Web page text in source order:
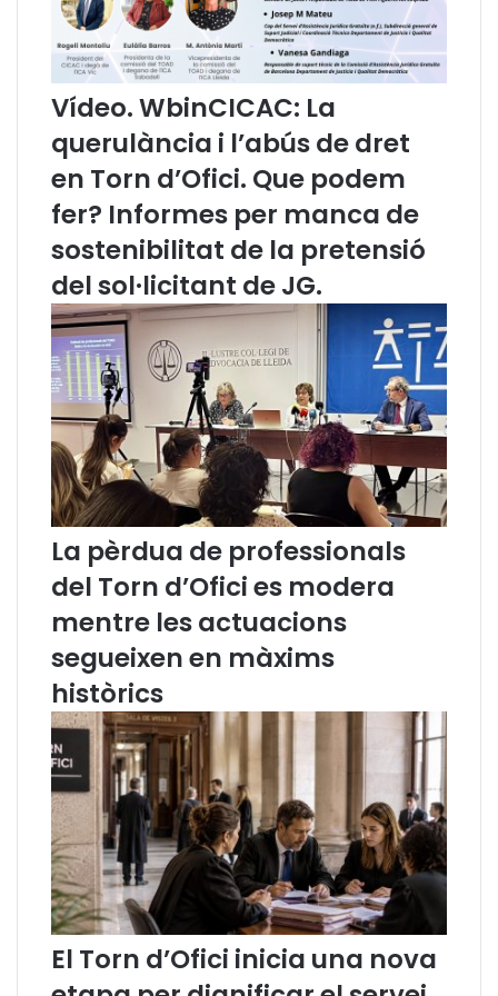
v
o
c
c
i
d
e
T
o
r
n
d
O
f
c
i
c
e
i
u
n
5
%
n
l
ú
l
t
i
m
a
e
d
e
r
e
s
u
s
t
s
d
l
G
e
n
r
a
i
t
l
2
2
6
Vídeo. WbinCICAC: La
querulància i l’abús de dret
en Torn d’Ofici. Que podem
fer? Informes per manca de
sostenibilitat de la pretensió
del sol·licitant de JG.
La pèrdua de professionals
del Torn d’Ofici es modera
mentre les actuacions
segueixen en màxims
històrics
El Torn d’Ofici inicia una nova